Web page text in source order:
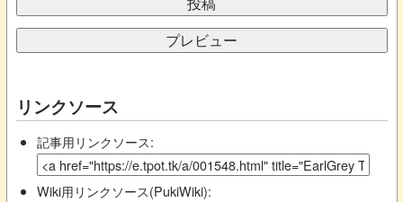
リンクソース
記事用リンクソース:
Wiki用リンクソース(PukiWiki):